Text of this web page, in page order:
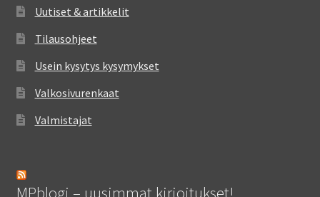
Uutiset & artikkelit
Tilausohjeet
Usein kysytys kysymykset
Valkosivurenkaat
Valmistajat